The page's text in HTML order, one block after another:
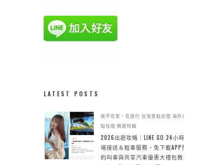
LATEST POSTS
我不在家，在旅行 台灣景點住宿 海外景
點住宿 精選特輯
2026出遊攻略｜LINE GO 24小時機
場接送＆租車服務，免下載APP預
約叫車與共享汽車優惠大禮包教學